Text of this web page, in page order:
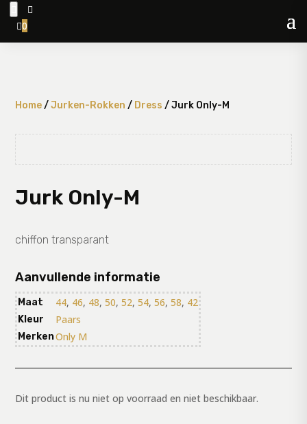

0
Home/Jurken-Rokken / Dress / Jurk Only-M
Jurk Only-M
chiffon transparant
Aanvullende informatie
Maat 44, 46, 48,50,52,54,56,58, 42
Kleur Paars
MerkenOnly M
Dit product is nu niet op voorraad en niet beschikbaar.